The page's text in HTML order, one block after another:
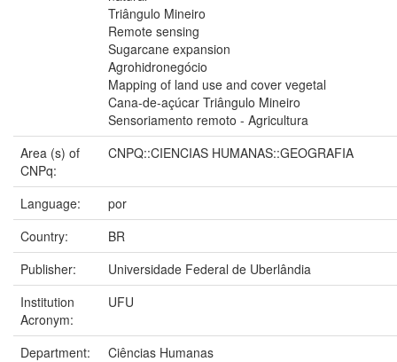
Triângulo Mineiro
Remote sensing
Sugarcane expansion
Agrohidronegócio
Mapping of land use and cover vegetal
Cana-de-açúcar Triângulo Mineiro
Sensoriamento remoto - Agricultura
Area (s) of
CNPq:
CNPQ::CIENCIAS HUMANAS::GEOGRAFIA
Language:
por
Country:
BR
Publisher:
Universidade Federal de Uberlândia
Institution
Acronym:
UFU
Department:
Ciências Humanas